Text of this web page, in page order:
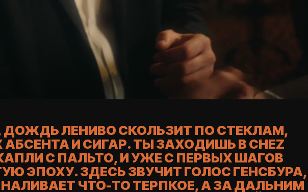
И СИГАР. ТЫ ЗАХОДИШЬ В CHEZ
С ПАЛЬТО, И УЖЕ С ПЕРВЫХ ШАГОВ
ЭПОХУ. ЗДЕСЬ ЗВУЧИТ ГОЛОС ГЕНСБУРА,
ЧТО-ТО ТЕРПКОЕ, А ЗА ДАЛЬНИМ
НА САЛФЕТКЕ ПРОФИЛЬ ДЖЕЙН